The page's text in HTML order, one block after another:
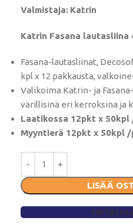
Valmistaja: Katrin
Katrin Fasana lautasliina
Fasana-lautasliinat,
kpl x 12 pakkausta,
Valikoima Katrin- ja
värillisinä eri kerroksina ja
Laatikossa 12pkt x 50kpl
Myyntierä 12pkt x 50kpl
LISÄÄ
TÄYTÄ